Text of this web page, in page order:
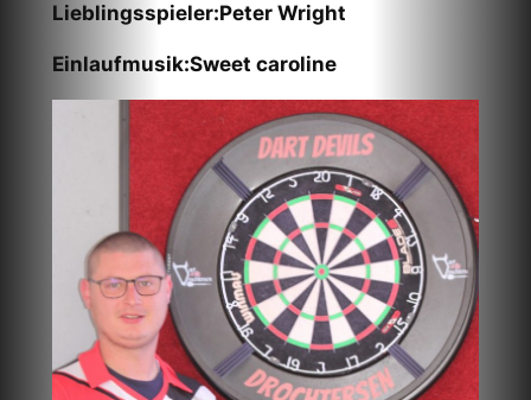
Lieblingsspieler:Peter Wright
Einlaufmusik:Sweet caroline